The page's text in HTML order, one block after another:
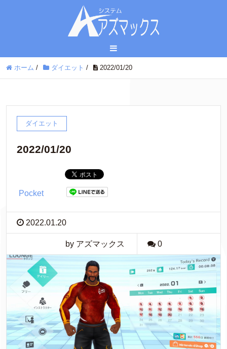
ホーム / ダイエット / 2022/01/20
ダイエット
2022/01/20
Pocket
2022.01.20
by アズマックス 0